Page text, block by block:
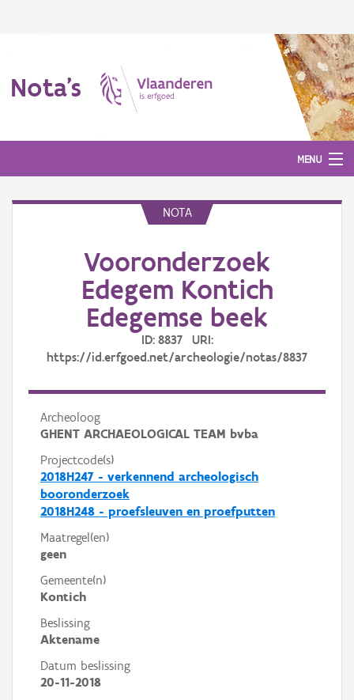
Nota's
MENU
NOTA
Vooronderzoek
Edegem Kontich
Edegemse beek
ID: 8837 URI:
https://id.erfgoed.net/archeologie/notas/8837
Archeoloog
GHENT ARCHAEOLOGICAL TEAM bvba
Projectcode(s)
2018H247 - verkennend archeologisch
booronderzoek
2018H248 - proefsleuven en proefputten
Maatregel(en)
geen
Gemeente(n)
Kontich
Beslissing
Aktename
Datum beslissing
20-11-2018